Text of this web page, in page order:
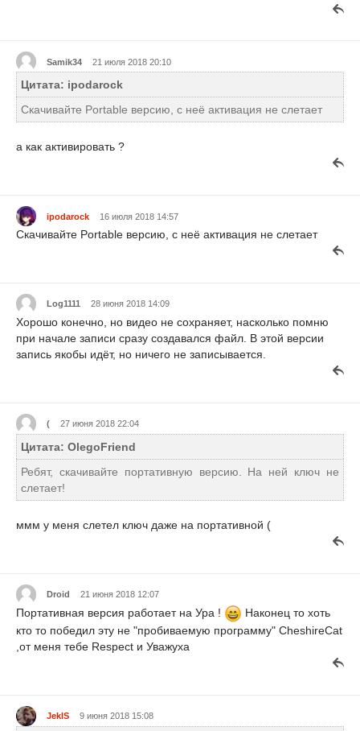
Samik34 21 июля 2018 20:10
Цитата: ipodarock
Скачивайте Portable версию, с неё активация не слетает
а как активировать ?
ipodarock 16 июля 2018 14:57
Скачивайте Portable версию, с неё активация не слетает
Log1111 28 июня 2018 14:09
Хорошо конечно, но видео не сохраняет, насколько помню
при начале записи сразу создавался файл. В этой версии
запись якобы идёт, но ничего не записывается.
( 27 июня 2018 22:04
Цитата: OlegoFriend
Ребят, скачивайте портативную версию. На ней ключ не
слетает!
ммм у меня слетел ключ даже на портативной (
Droid 21 июня 2018 12:07
Портативная версия работает на Ура !
Наконец то хоть
кто то победил эту не "пробиваемую программу" CheshireCat
,от меня тебе Respect и Уважуха
JekIS 9 июня 2018 15:08